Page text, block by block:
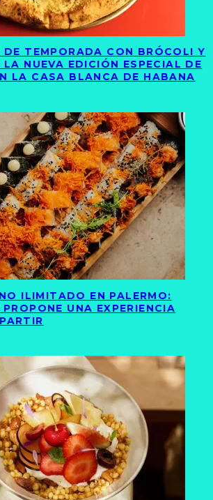
TEMPORADA CON BRÓCOLI Y
NUEVA EDICIÓN ESPECIAL DE
LA CASA BLANCA DE HABANA
ILIMITADO EN PALERMO:
UNA EXPERIENCIA